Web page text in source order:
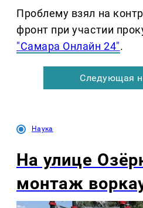
Проблему взял на
фронт при участии
"Самара Онлайн 24".
Следующая
Наука
На улице
монтаж